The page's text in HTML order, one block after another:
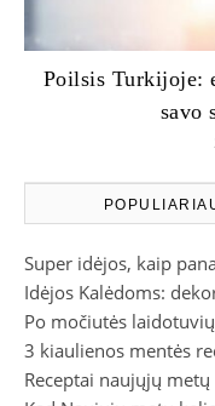
Poilsis Turkijoje:
savo
Super idėjos, kaip
Idėjos Kalėdoms:
Po močiutės
3 kiaulienos mentės
Receptai naujųjų